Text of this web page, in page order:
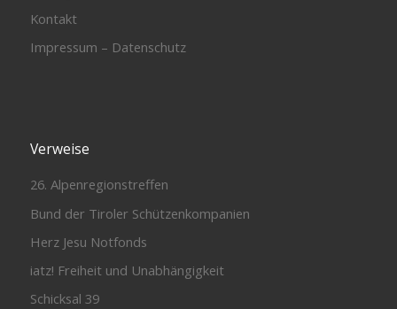
Kontakt
Impressum – Datenschutz
Verweise
26. Alpenregionstreffen
Bund der Tiroler Schützenkompanien
Herz Jesu Notfonds
iatz! Freiheit und Unabhängigkeit
Schicksal 39